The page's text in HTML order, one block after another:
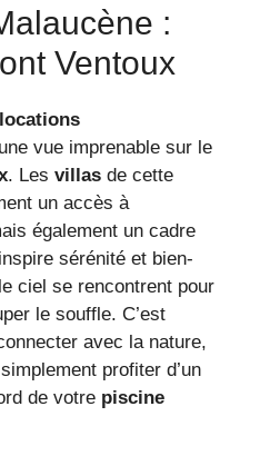
:
Ventoux
locations
vue imprenable sur le
. Les villas de cette
un accès à
également un cadre
sérénité et bien-
ciel se rencontrent pour
le souffle. C’est
avec la nature,
profiter d’un
de votre piscine